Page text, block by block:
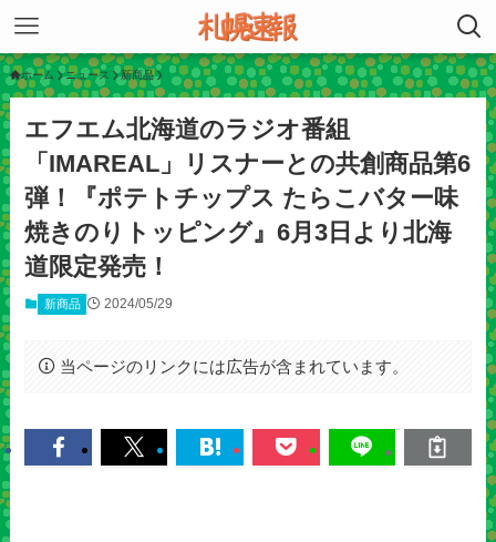
ホーム ニュース 新商品
エフエム北海道のラジオ番組
「IMAREAL」リスナーとの共創商品第6
弾！『ポテトチップス たらこバター味
焼きのりトッピング』6月3日より北海
道限定発売！
新商品 2024/05/29
当ページのリンクには広告が含まれています。